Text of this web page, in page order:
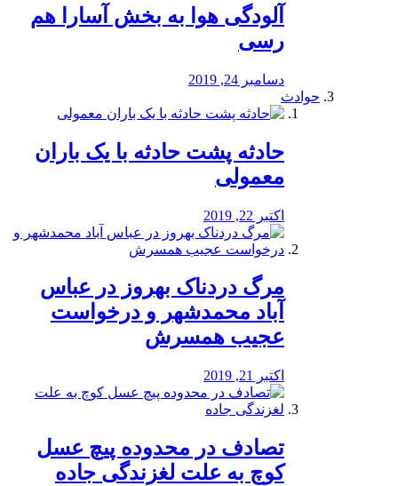
آلودگی هوا به بخش آسارا هم
رسی
دسامبر 24, 2019
حوادث
️حادثه پشت حادثه با یک باران
معمولی
اکتبر 22, 2019
مرگ دردناک بهروز در عباس
آباد محمدشهر و درخواست
عجیب همسرش
اکتبر 21, 2019
تصادف در محدوده پیچ عسل
کوچ به علت لغزندگی جاده